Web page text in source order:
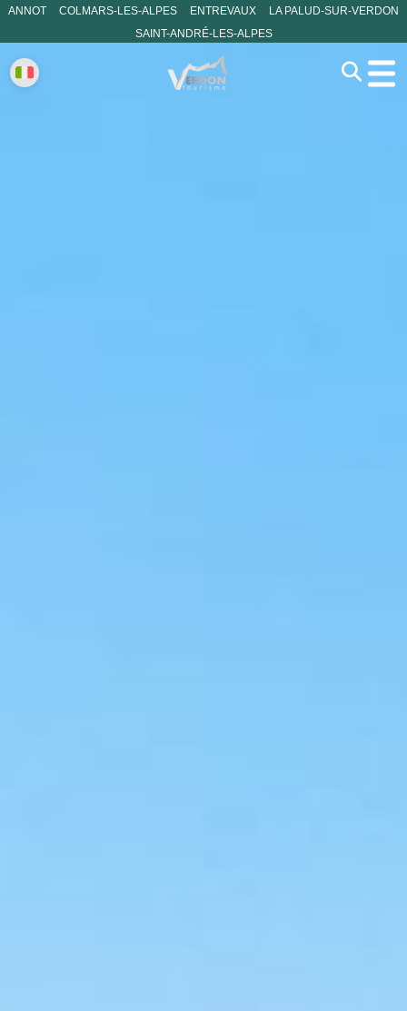
ANNOT COLMARS-LES-ALPES ENTREVAUX
LA PALUD-SUR-VERDON
SAINT-ANDRÉ-LES-ALPES